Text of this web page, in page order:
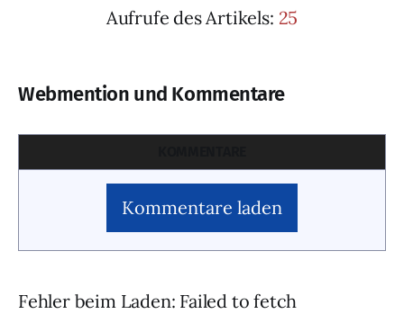
Aufrufe des Artikels: 25
Webmention und Kommentare
Kommentare laden
Fehler beim Laden: Failed to fetch